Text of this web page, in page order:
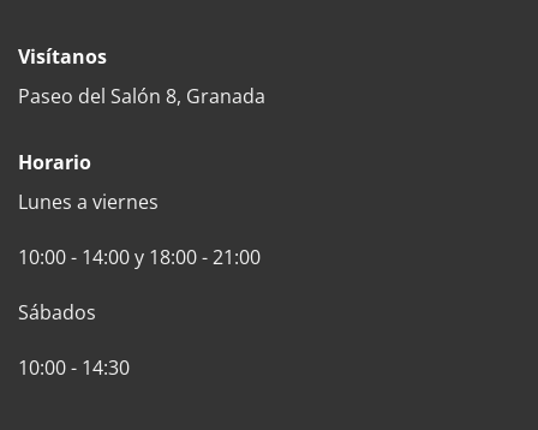
Visítanos
Paseo del Salón 8, Granada
Horario
Lunes a viernes
10:00 - 14:00 y 18:00 - 21:00
Sábados
10:00 - 14:30